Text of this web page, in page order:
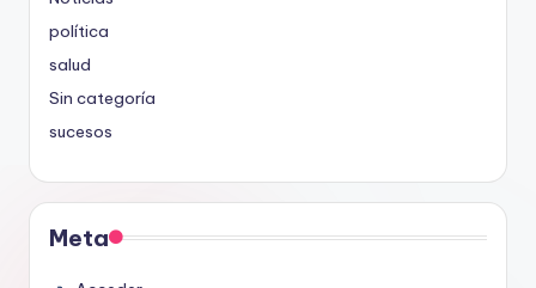
política
salud
Sin categoría
sucesos
Meta